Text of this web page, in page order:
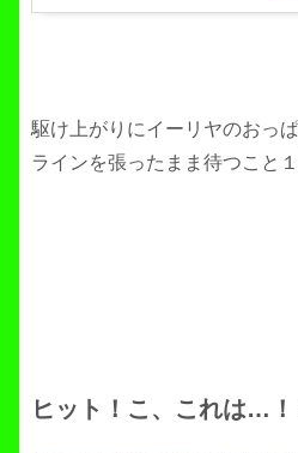
駆け上がりにイーリヤのおっ
ラインを張ったまま待つこと
ヒット！こ、これは…！